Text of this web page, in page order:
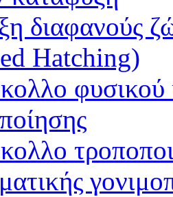
διαφανούς
Hatching)
φυσικού